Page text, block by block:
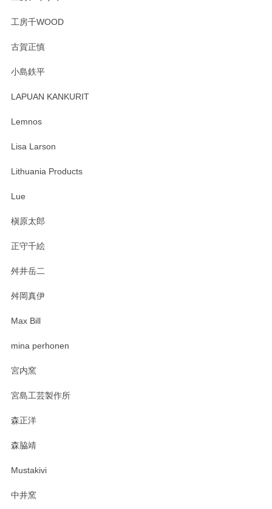
す。 素敵な湯呑みでとても気に入りました。 発送も早く、
たm(_)m
います。無事に届いたようで安心いたしまし
おかけしました。 ありがとうございます。
工房千WOOD
古賀正慎
小島鉄平
LAPUAN KANKURIT
Lemnos
Lisa Larson
Lithuania Products
Lue
槇原太郎
正守千絵
舛井岳二
舛岡真伊
Max Bill
mina perhonen
宮内窯
宮島工芸製作所
森正洋
森脇靖
Mustakivi
中井窯